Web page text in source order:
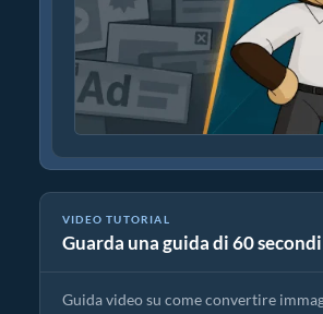
VIDEO TUTORIAL
Guarda una guida di 60 secondi
Come convertire velocemente PNG in
Guida video su come convertire